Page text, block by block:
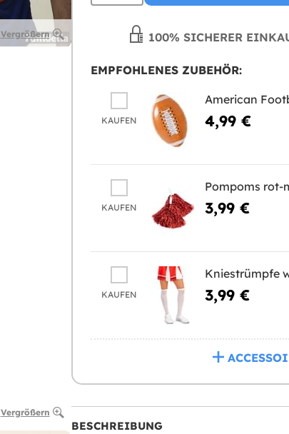
Vergrößern
Vergrößern
100% SICHERER
EMPFOHLENES ZUBEHÖR:
KAUFEN
American
4,99 €
KAUFEN
Pompoms rot-
3,99 €
KAUFEN
Kniestrümpfe
3,99 €
BESCHREIBUNG